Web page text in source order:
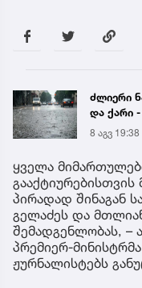
ძლიერი
და ქარი
რეგიონს
მეწყრის
8 აგვ 19:38
ყველა
პირადად შინაგან
გელაძეს და
შემადგენლობას, –
პრემიერ-
ჟურნალისტებს